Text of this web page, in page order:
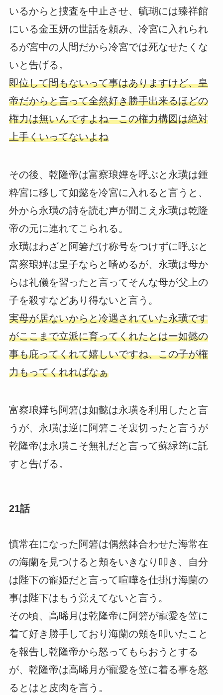
いるからと捜査を中止させ、毓瑚には臻祥館
にいる金玉妍の世話を頼み、冷宮に入れられ
るが宮中の人間だから冷宮では死なせたくな
いと告げる。
即位して間もないって事はありますけど、皇
帝だからと言って全然好き勝手出来るほどの
権力は無いんですよねーこの権力構図は絶対
上手くいってないよね
その後、乾隆帝は富察琅嬅を呼ぶと永璜は鍾
粋宮に移して如懿を冷宮に入れると言うと、
外から永璜の詩を読む声が聞こえ永璜は乾隆
帝の元に連れてこられる。
永璜はわざと阿箬だけ称号をつけずに呼ぶと
富察琅嬅は皇子ならと嗜めるが、永璜は母か
らは礼儀を習ったと言ってそんな母が父上の
子を殺すなどあり得ないと言う。
実母が居ないからと冷遇されていた永璜です
がここまで立派に育ってくれたとはー如懿の
事も庇ってくれて嬉しいですね、この子が権
力もってくれればなぁ
富察琅嬅ち阿箬は如懿は永璜を利用したと言
うが、永璜は逆に阿箬こそ裏切ったと言うが
乾隆帝は永璜こそ無礼だと言って蘇緑筠に託
すと告げる。
21話
慎常在になった阿箬は偶然鉢合わせた海常在
の海蘭を見つけると頬をいきなり叩き、自分
は陛下の寵姫だと言って喧嘩を仕掛け海蘭の
事は陛下はもう覚えてないと言う。
その頃、高晞月は乾隆帝に阿箬が寵愛を笠に
着て好き勝手しており海蘭の頬を叩いたこと
を報告し乾隆帝から怒ってもらおうとする
が、乾隆帝は高晞月が寵愛を笠に着る事を怒
るとはと皮肉を言う。